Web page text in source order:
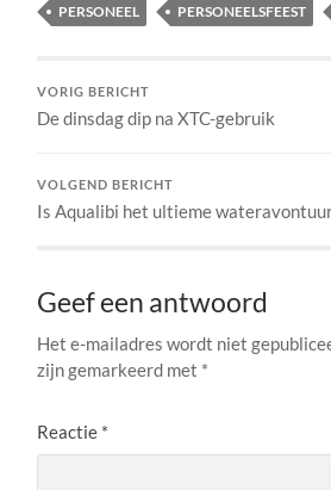
PERSONEEL
PERSONEELSFEEST
VORIG BERICHT
De dinsdag dip na XTC-gebruik
VOLGEND BERICHT
Is Aqualibi het ultieme
Geef een antwoord
Het e-mailadres wordt niet
zijn gemarkeerd met *
Reactie *